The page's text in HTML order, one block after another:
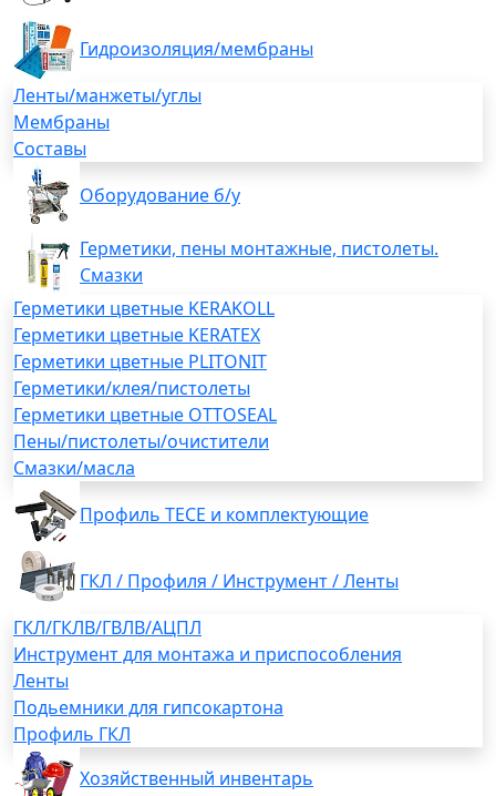
Гидроизоляция/мембраны
Ленты/манжеты/углы
Мембраны
Составы
Оборудование б/у
Герметики, пены монтажные, пистолеты.
Смазки
Герметики цветные KERAKOLL
Герметики цветные KERATEX
Герметики цветные PLITONIT
Герметики/клея/пистолеты
Герметики цветные OTTOSEAL
Пены/пистолеты/очистители
Смазки/масла
Профиль TECE и комплектующие
ГКЛ / Профиля / Инструмент / Ленты
ГКЛ/ГКЛВ/ГВЛВ/АЦПЛ
Инструмент для монтажа и приспособления
Ленты
Подьемники для гипсокартона
Профиль ГКЛ
Хозяйственный инвентарь